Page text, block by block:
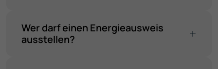
Wer darf einen Energie­ausweis
ausstellen?